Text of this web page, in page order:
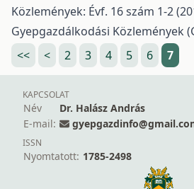
Közlemények: Évf. 16 szám 1-2
Gyepgazdálkodási Közlemények
<<
< 2 3 4 5 6 7
KAPCSOLAT
Név
Dr. Halász András
E-mail:
ISSN
Nyomtatott: 1785-2498